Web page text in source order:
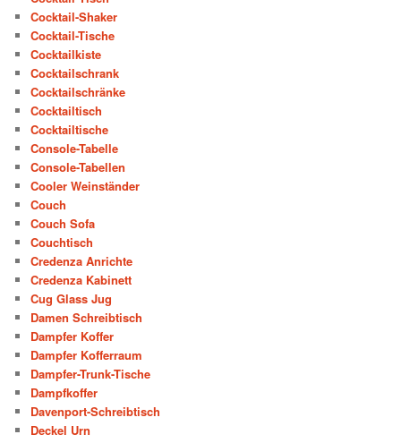
Cocktail-Shaker
Cocktail-Tische
Cocktailkiste
Cocktailschrank
Cocktailschränke
Cocktailtisch
Cocktailtische
Console-Tabelle
Console-Tabellen
Cooler Weinständer
Couch
Couch Sofa
Couchtisch
Credenza Anrichte
Credenza Kabinett
Cug Glass Jug
Damen Schreibtisch
Dampfer Koffer
Dampfer Kofferraum
Dampfer-Trunk-Tische
Dampfkoffer
Davenport-Schreibtisch
Deckel Urn